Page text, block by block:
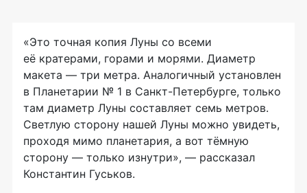
«Это точная копия Луны со всеми
её кратерами, горами и морями. Диаметр
макета — три метра. Аналогичный установлен
в Планетарии № 1 в Санкт-Петербурге, только
там диаметр Луны составляет семь метров.
Светлую сторону нашей Луны можно увидеть,
проходя мимо планетария, а вот тёмную
сторону — только изнутри», — рассказал
Константин Гуськов.